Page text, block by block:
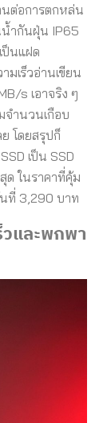
นต่อการตกหล่น
ำกันฝุ่น IP65
ป็นแฝด
มเร็วอ่านเขียน
s เอาจริง ๆ
จำนวนเกือบ
โดยสรุปก็
เป็น SSD
ในราคาที่คุ้ม
ที่ 3,290 บาท
วและพกพา